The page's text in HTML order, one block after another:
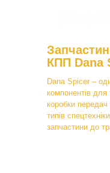
КПП Dana
Dana Spicer –
компонентів для
коробки передач
типів
запчастини до